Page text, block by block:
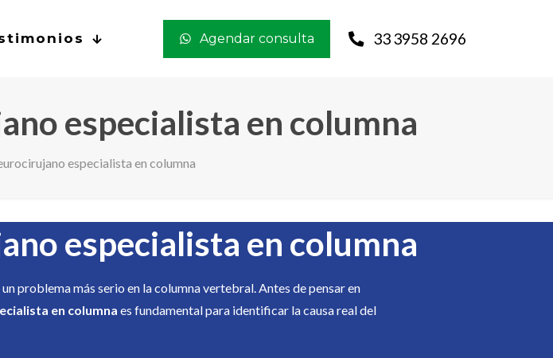
Agendar consulta 33 3958 2696
especialista en columna
especialista en columna
especialista en columna
problema más serio en la columna vertebral. Antes de pensar en
en columna es fundamental para identificar la causa real del